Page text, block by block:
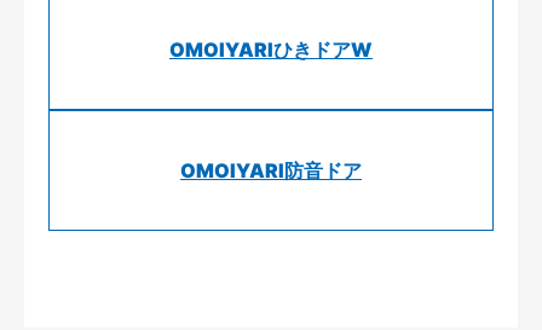
OMOIYARIひきドアW
OMOIYARI防音ドア